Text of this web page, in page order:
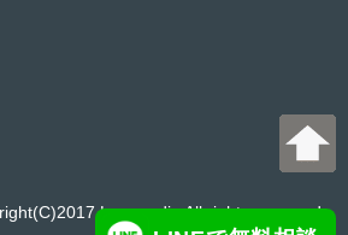
Langpedia All rights reserved